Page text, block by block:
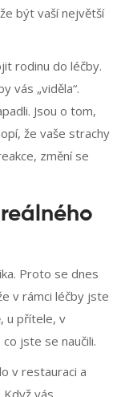
být vaší největší
rodinu do léčby.
vás „viděla“.
Jsou o tom,
že vaše strachy
změní se
Proto se dnes
v rámci léčby jste
u přítele, v
jste se naučili.
v restauraci a